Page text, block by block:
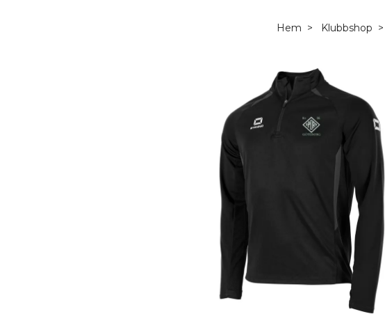
Hem Klubbshop